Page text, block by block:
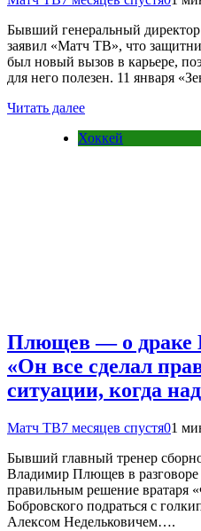
Бывший генеральный
заявил «Матч ТВ», что
был новый вызов в карьере,
для него полезен. 11 января
Читать далее
Хоккей
Плющев — о драке
«Он все сделал
ситуации, когда
Матч ТВ7 месяцев спустя01
Бывший главный тренер
Владимир Плющев в
правильным решение вратаря
Бобровского подраться с
Алексом Недельковичем….